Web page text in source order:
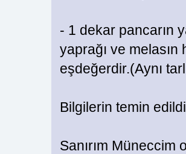
- 1 dekar pancarın
yaprağı ve
eşdeğerdir.(Aynı
Bilgilerin temin
Sanırım